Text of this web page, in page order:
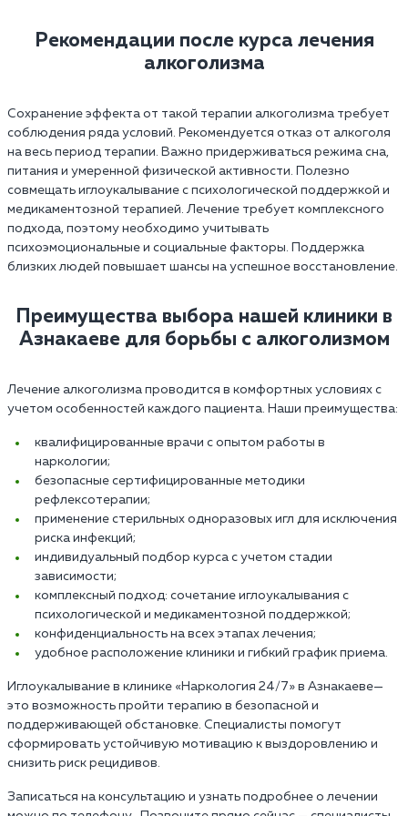
Рекомендации после курса лечения
алкоголизма
Сохранение эффекта от такой терапии алкоголизма требует
соблюдения ряда условий. Рекомендуется отказ от алкоголя
на весь период терапии. Важно придерживаться режима сна,
питания и умеренной физической активности. Полезно
совмещать иглоукалывание с психологической поддержкой и
медикаментозной терапией. Лечение требует комплексного
подхода, поэтому необходимо учитывать
психоэмоциональные и социальные факторы. Поддержка
близких людей повышает шансы на успешное восстановление.
Преимущества выбора нашей клиники в
Азнакаеве для борьбы с алкоголизмом
Лечение алкоголизма проводится в комфортных условиях с
учетом особенностей каждого пациента. Наши преимущества:
квалифицированные врачи с опытом работы в
наркологии;
безопасные сертифицированные методики
рефлексотерапии;
применение стерильных одноразовых игл для исключения
риска инфекций;
индивидуальный подбор курса с учетом стадии
зависимости;
комплексный подход: сочетание иглоукалывания с
психологической и медикаментозной поддержкой;
конфиденциальность на всех этапах лечения;
удобное расположение клиники и гибкий график приема.
Иглоукалывание в клинике «Наркология 24/7» в Азнакаеве—
это возможность пройти терапию в безопасной и
поддерживающей обстановке. Специалисты помогут
сформировать устойчивую мотивацию к выздоровлению и
снизить риск рецидивов.
Записаться на консультацию и узнать подробнее о лечении